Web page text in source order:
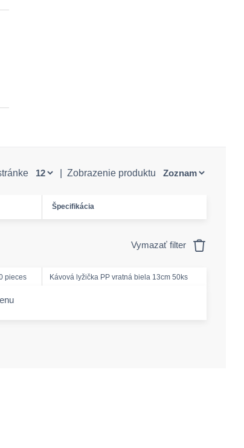
Zobrazenie produktu
Špecifikácia
Vymazať filter
pieces Kávová lyžička PP vratná biela 13cm 50ks